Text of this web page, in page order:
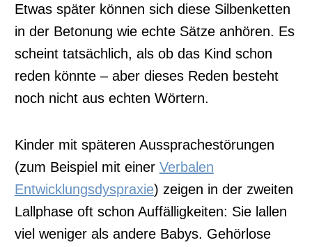
Etwas später können sich diese Silbenketten
in der Betonung wie echte Sätze anhören. Es
scheint tatsächlich, als ob das Kind schon
reden könnte – aber dieses Reden besteht
noch nicht aus echten Wörtern.
Kinder mit späteren Aussprachestörungen
(zum Beispiel mit einer Verbalen
Entwicklungsdyspraxie) zeigen in der zweiten
Lallphase oft schon Auffälligkeiten: Sie lallen
viel weniger als andere Babys. Gehörlose